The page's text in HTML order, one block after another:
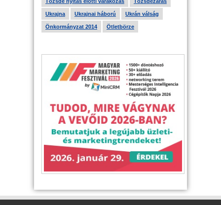
Ukrajna Ukrajnai háború Ukrán válság
Önkormányzat 2014 Ötletbörze